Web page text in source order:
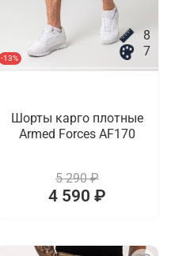
-13%
8
7
Шорты карго плотные
Armed Forces AF170
5 290 ₽
4 590 ₽